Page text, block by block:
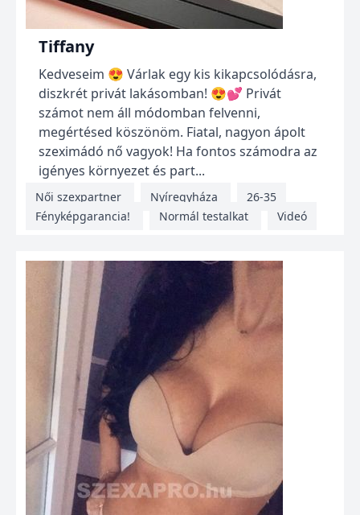
Tiffany
Kedveseim 😍 Várlak egy kis kikapcsolódásra,
diszkrét privát lakásomban! 😍💕 Privát
számot nem áll módomban felvenni,
megértésed köszönöm. Fiatal, nagyon ápolt
szeximádó nő vagyok! Ha fontos számodra az
igényes környezet és part...
Női szexpartner Nyíregyháza
26-35
Fényképgarancia!
Normál testalkat Videó